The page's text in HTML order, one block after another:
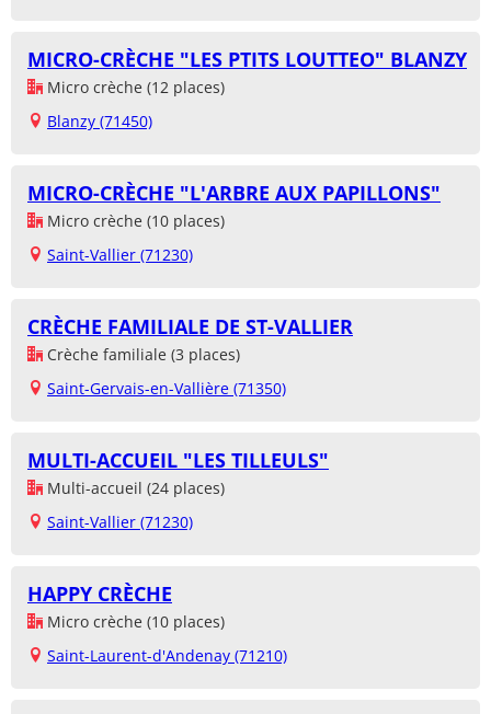
MICRO-CRÈCHE "LES PTITS LOUTTEO" BLANZY
Micro crèche (12 places)
Blanzy (71450)
MICRO-CRÈCHE "L'ARBRE AUX PAPILLONS"
Micro crèche (10 places)
Saint-Vallier (71230)
CRÈCHE FAMILIALE DE ST-VALLIER
Crèche familiale (3 places)
Saint-Gervais-en-Vallière (71350)
MULTI-ACCUEIL "LES TILLEULS"
Multi-accueil (24 places)
Saint-Vallier (71230)
HAPPY CRÈCHE
Micro crèche (10 places)
Saint-Laurent-d'Andenay (71210)